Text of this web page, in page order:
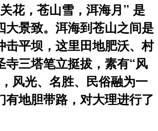
花，苍山雪，洱海月” 是
大景致。洱海到苍山之间是
击平坝，这里田地肥沃、村
寺三塔笔立挺拔，素有“风
风光、名胜、民俗融为一
有地胆带路，对大理进行了